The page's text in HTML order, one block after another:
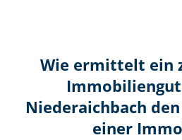
Wie ermittelt ein
Niederaichbach
einer